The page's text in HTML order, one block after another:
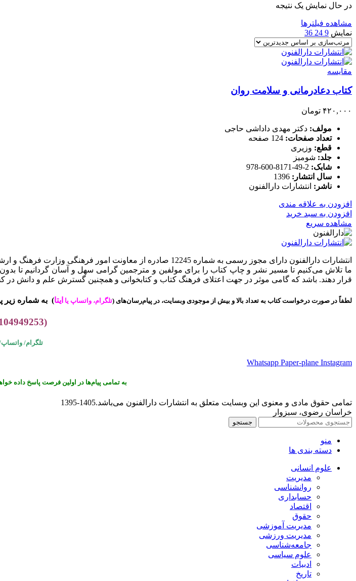
در حال نمایش یک نتیجه
مشاهده فیلترها
نمایش 9
24
36
مقایسه
کتاب دعا‌درمانی و سلامت روان
۴۲۰,۰۰۰ تومان
مولف: دکتر مهدی داداشی حاجی
تعداد صفحات:
قطع: وزیری
جلد: شومیز
شابک:
سال انتشار:
ناشر: انتشارات دارالفنون
افزودن به علاقه مندی
افزودن به سبد خرید
مشاهده سریع
انتشارات دارالفنون دارای مجوز رسمی به شماره 12245 صادره از معاونت امور فرهنگی وزارت فرهنگ و ارشاد اسلامی در استان تهران می‌باشد.
ما تلاش می‌کنیم تا مسیر نشر و چاپ کتاب را برای مولفین و مترجمین گرامی سهل و آسان گردانیم تا
قرار دهند. باشد که گامی موثر در جهت اعتلای فرهنگ کتاب و کتابخوانی و همچنین گسترش علم و دانش در
لطفاً در صورت درخواست کتاب به تعداد بالا و بیش از موجودی وبسایت، در پیام‌رسان‌های (تلگرام، واتساپ یا ایتا) به شماره زیر
(09104949253)
تلگرام/
Whatsapp Paper-plane Instagram
به تمامی پیام‌ها در اولین فرصت پاسخ داده
تمامی حقوق مادی و معنوی این وبسایت متعلق به انتشارات دارالفنون می‌باشد.1405-1395
خراسان رضوی، سبزوار
جستجو
منو
دسته بندی ها
علوم انسانی
مدیریت
روانشناسی
حسابداری
اقتصاد
حقوق
مدیریت آموزشی
مدیریت ورزشی
جامعه‌شناسی
علوم سیاسی
ادبیات
تاریخ